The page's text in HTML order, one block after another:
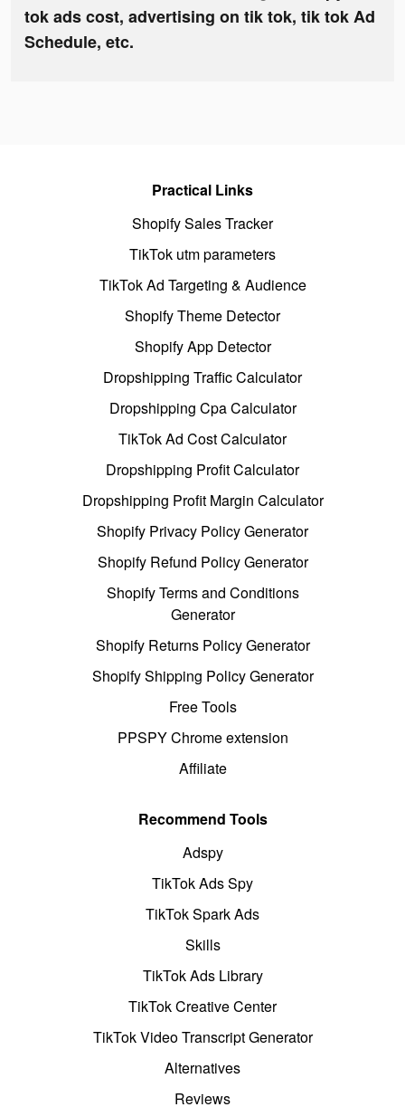
tok ads cost, advertising on tik tok, tik tok Ad
Schedule, etc.
Practical Links
Shopify Sales Tracker
TikTok utm parameters
TikTok Ad Targeting & Audience
Shopify Theme Detector
Shopify App Detector
Dropshipping Traffic Calculator
Dropshipping Cpa Calculator
TikTok Ad Cost Calculator
Dropshipping Profit Calculator
Dropshipping Profit Margin Calculator
Shopify Privacy Policy Generator
Shopify Refund Policy Generator
Shopify Terms and Conditions
Generator
Shopify Returns Policy Generator
Shopify Shipping Policy Generator
Free Tools
PPSPY Chrome extension
Affiliate
Recommend Tools
Adspy
TikTok Ads Spy
TikTok Spark Ads
Skills
TikTok Ads Library
TikTok Creative Center
TikTok Video Transcript Generator
Alternatives
Reviews